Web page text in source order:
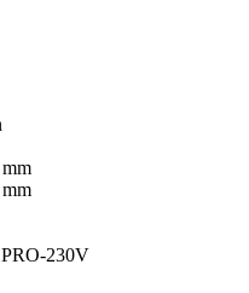
230V